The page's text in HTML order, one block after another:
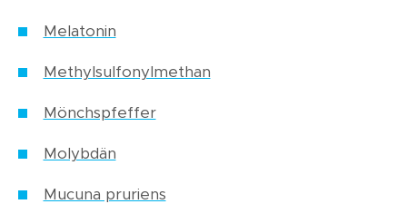
Melatonin
Methylsulfonylmethan
Mönchspfeffer
Molybdän
Mucuna pruriens